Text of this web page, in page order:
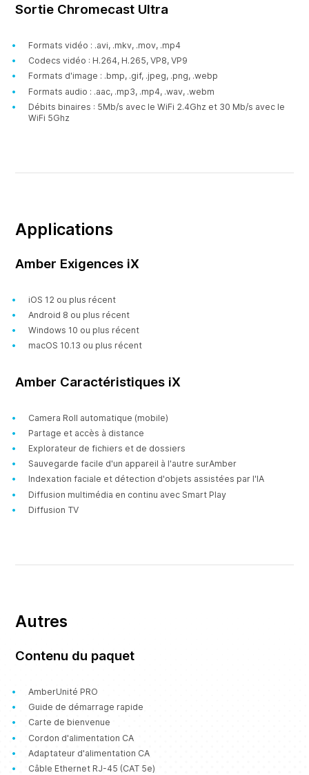
Sortie Chromecast Ultra
Formats vidéo : .avi, .mkv, .mov, .mp4
Codecs vidéo : H.264, H.265, VP8, VP9
Formats d'image : .bmp, .gif, .jpeg, .png, .webp
Formats audio : .aac, .mp3, .mp4, .wav, .webm
Débits binaires : 5Mb/s avec le WiFi 2.4Ghz et 30 Mb/s avec le
WiFi 5Ghz
Applications
Amber Exigences iX
iOS 12 ou plus récent
Android 8 ou plus récent
Windows 10 ou plus récent
macOS 10.13 ou plus récent
Amber Caractéristiques iX
Camera Roll automatique (mobile)
Partage et accès à distance
Explorateur de fichiers et de dossiers
Sauvegarde facile d'un appareil à l'autre surAmber
Indexation faciale et détection d'objets assistées par l'IA
Diffusion multimédia en continu avec Smart Play
Diffusion TV
Autres
Contenu du paquet
AmberUnité PRO
Guide de démarrage rapide
Carte de bienvenue
Cordon d'alimentation CA
Adaptateur d'alimentation CA
Câble Ethernet RJ-45 (CAT 5e)